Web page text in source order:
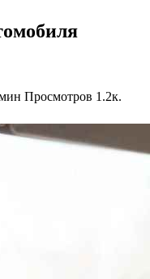
Просмотров 1.2к.